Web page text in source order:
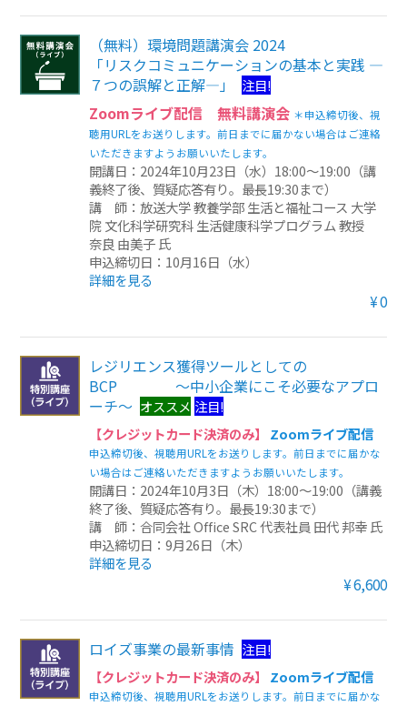
（無料）環境問題講演会 2024
「リスクコミュニケーションの基本と実践 ―
７つの誤解と正解―」
注目!
Zoomライブ配信 無料講演会 ＊申込締切後、視
聴用URLをお送りします。前日までに届かない場合はご連絡
いただきますようお願いいたします。
開講日：2024年10月23日（水）18:00～19:00（講
義終了後、質疑応答有り。最長19:30まで）
講 師：放送大学 教養学部 生活と福祉コース 大学
院 文化科学研究科 生活健康科学プログラム 教授
奈良 由美子 氏
申込締切日：10月16日（水）
詳細を見る
¥0
レジリエンス獲得ツールとしての
BCP ～中小企業にこそ必要なアプロ
ーチ～ オススメ 注目!
【クレジットカード決済のみ】
Zoomライブ配信
申込締切後、視聴用URLをお送りします。前日までに届かな
い場合はご連絡いただきますようお願いいたします。
開講日：2024年10月3日（木）18:00～19:00（講義
終了後、質疑応答有り。最長19:30まで）
講 師：合同会社 Office SRC 代表社員 田代 邦幸 氏
申込締切日：9月26日（木）
詳細を見る
¥6,600
ロイズ事業の最新事情 注目!
【クレジットカード決済のみ】
Zoomライブ配信
申込締切後、視聴用URLをお送りします。前日までに届かな